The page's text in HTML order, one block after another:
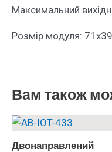
Максимальний
Розмір модуля:
Вам також
Двонаправлений